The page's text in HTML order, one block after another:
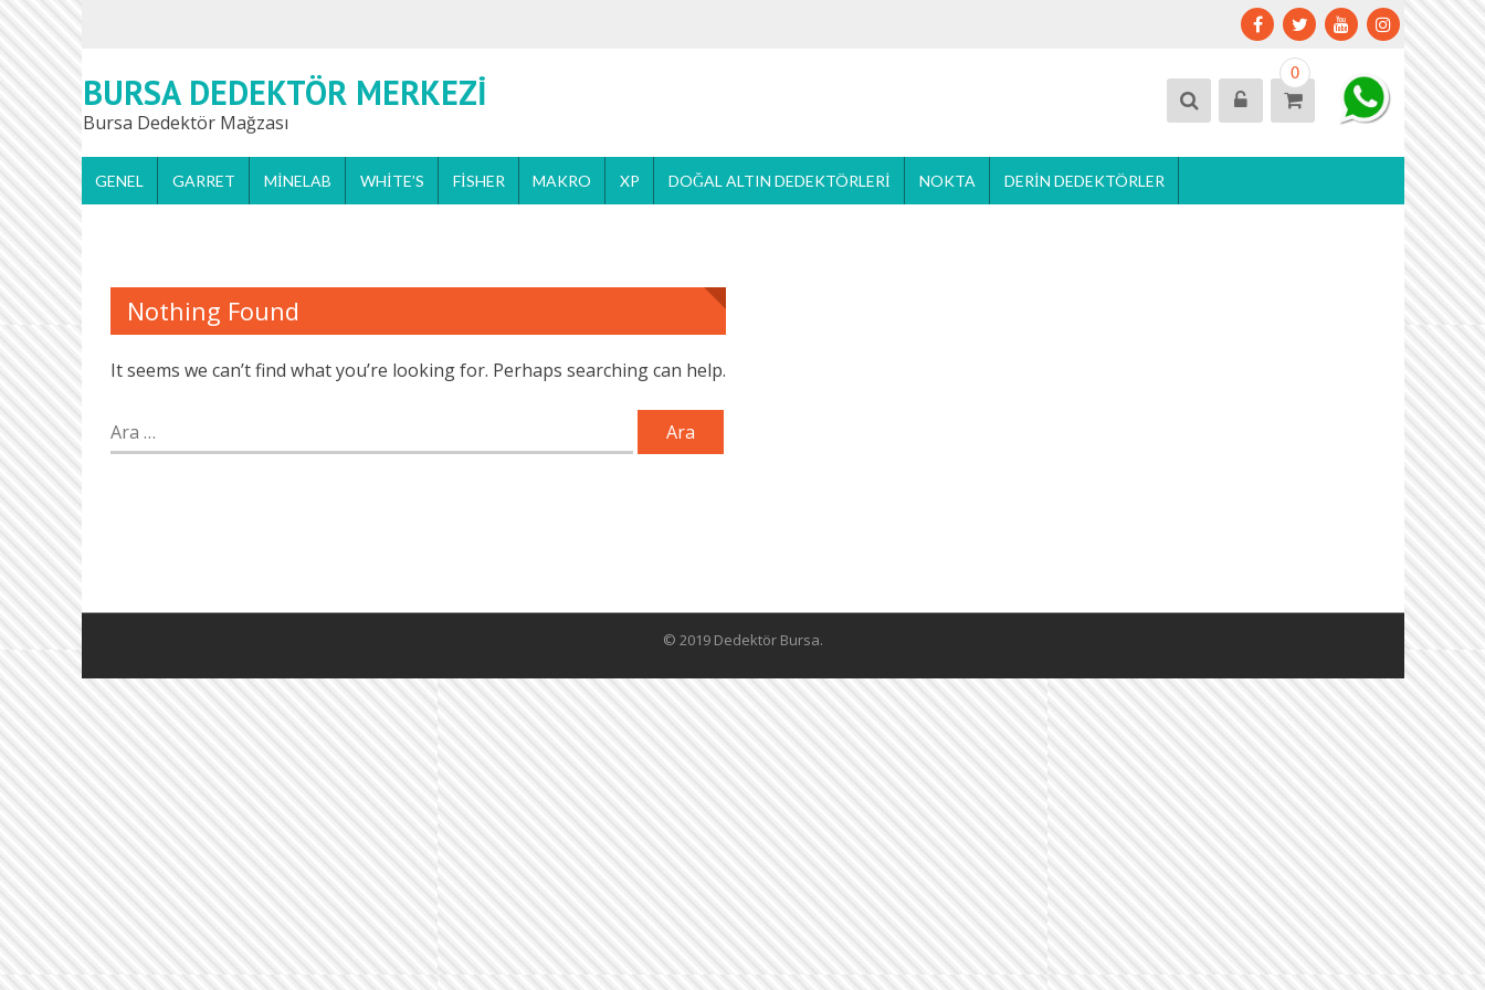
BURSA DEDEKTÖR MERKEZI
Bursa Dedektör Mağzası
0
GENEL GARRET MINELAB WHITE’S FISHER MAKRO XP DOĞAL ALTIN DEDEKTÖRLERI NOKTA DERIN DEDEKTÖRLER
Nothing Found
It seems we can’t find what you’re looking for. Perhaps searching can help.
Arama:
© 2019 Dedektör Bursa.